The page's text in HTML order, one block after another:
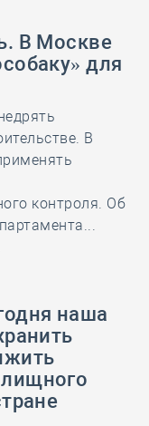
В Москве
для
В
контроля. Об
наша